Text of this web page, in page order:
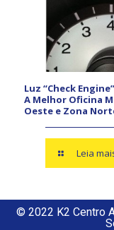
Luz “Check
A Melhor Oficina
Oeste e Zona
Leia
© 2022 K2 Centro